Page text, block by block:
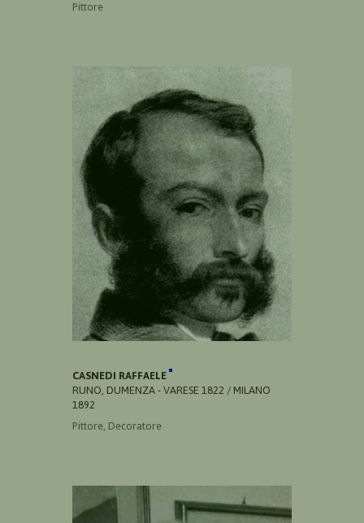
Pittore
CASNEDI RAFFAELE
RUNO, DUMENZA - VARESE 1822 / MILANO
1892
Pittore, Decoratore